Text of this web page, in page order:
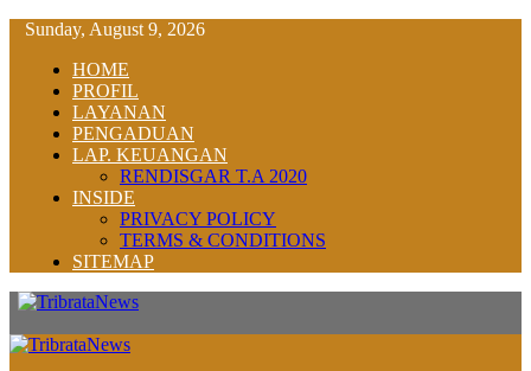
Sunday, August 9, 2026
HOME
PROFIL
LAYANAN
PENGADUAN
LAP. KEUANGAN
RENDISGAR T.A 2020
INSIDE
PRIVACY POLICY
TERMS & CONDITIONS
SITEMAP